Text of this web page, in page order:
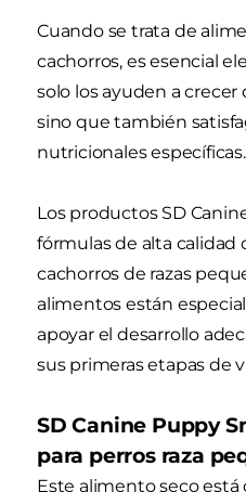
Cuando se trata de
cachorros, es esencial
solo los ayuden a crecer
sino que también
nutricionales específicas.
Los productos SD
fórmulas de alta calidad
cachorros de razas
alimentos están
apoyar el desarrollo
sus primeras etapas de
SD Canine Puppy
para perros raza
Este alimento seco está